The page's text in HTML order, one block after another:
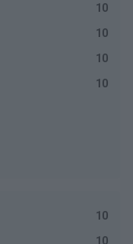
10
10
10
10
10
10